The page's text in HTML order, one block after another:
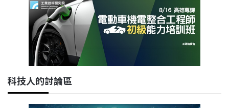
科技人的討論區